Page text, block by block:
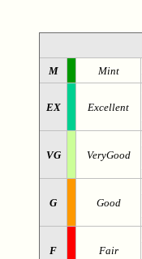
M Mint
EX Excellent
VG VeryGood
G Good
F Fair